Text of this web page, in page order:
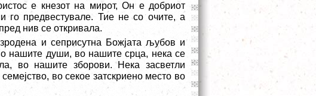
е кнезот на мирот, Он е добриот
го предвестувале. Тие не со очите, а
нив се откривала.
и сеприсутна Божјата љубов и
нашите души, во нашите срца, нека се
во нашите зборови. Нека засветли
во секое затскриено место во